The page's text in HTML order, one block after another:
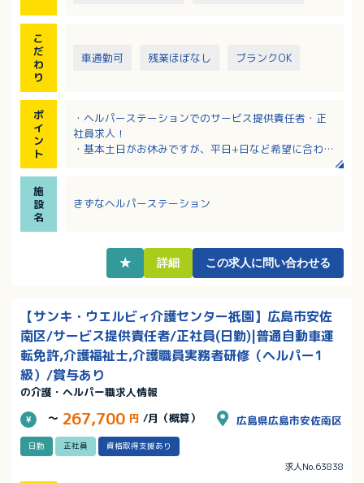
こ
だ
わ
り
車通勤可 残業ほぼなし ブランクOK
ポ
イ
ン
ト
・ヘルパーステーションでのサービス提供責任者・正
社員求人！
・基本土日がお休みですが、平日+日など希望に合わせ
・家事や育児と両立して勤務される方が多数活躍中の
職場です
施
設
名
きずなヘルパーステーション
★ 詳細 この求人に問い合わせる
【サンキ・ウエルビィ介護センター祇園】広島市安佐
南区/サービス提供責任者/正社員(日勤)|普通自動車運
転免許,介護福祉士,介護職員実務者研修（ヘルパー1
級）/賞与あり
の介護・ヘルパー職求人情報
～ 267,700 円 /月（概算） 広島県広島市安佐南区
日勤 正社員 資格取得支援あり
求人No.63838